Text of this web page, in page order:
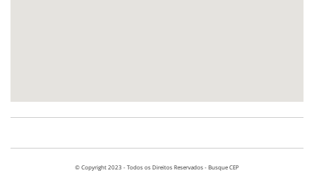
© Copyright 2023 - Todos os Direitos Reservados - Busque CEP